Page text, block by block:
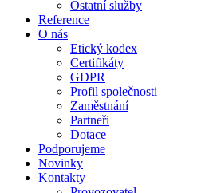
Ostatní služby
Reference
O nás
Etický kodex
Certifikáty
GDPR
Profil společnosti
Zaměstnání
Partneři
Dotace
Podporujeme
Novinky
Kontakty